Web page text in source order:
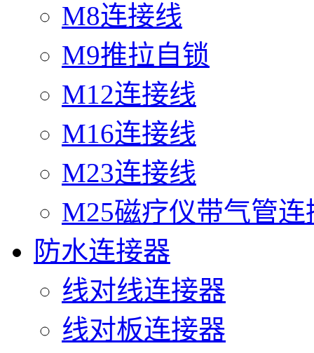
M8连接线
M9推拉自锁
M12连接线
M16连接线
M23连接线
M25磁疗仪带气管连
防水连接器
线对线连接器
线对板连接器